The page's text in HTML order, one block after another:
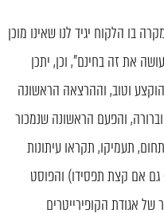
בו הלקוח יגיד לנו שאינו מוכן
את זה בחינם", וכן, יתכן
וטוב, וההרצאה הראשונה
והפעם הראשונה שנמכור
תעמיקו, תקראו עיתונות
אם קצת תפסידו) והפוסט
של אגודת הקופירייטרים